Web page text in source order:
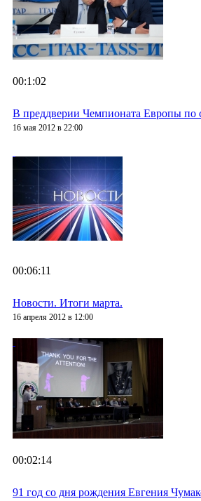
00:1:02
В преддверии Чемпионата Европы по
16 мая 2012 в 22:00
00:06:11
Новости. Итоги марта.
16 апреля 2012 в 12:00
00:02:14
91 год со дня рождения Евгения